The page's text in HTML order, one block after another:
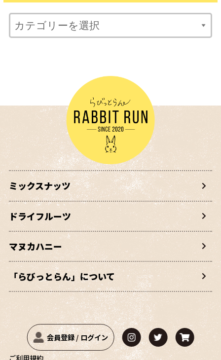
ミックスナッツ
ドライフルーツ
マヌカハニー
「らびっとらん」について
ご利用規約
会員登録/ログイン